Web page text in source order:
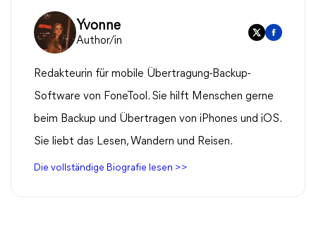
Yvonne
Author/in
Redakteurin für mobile Übertragung-Backup-
Software von FoneTool. Sie hilft Menschen gerne
beim Backup und Übertragen von iPhones und iOS.
Sie liebt das Lesen, Wandern und Reisen.
Die vollständige Biografie lesen >>